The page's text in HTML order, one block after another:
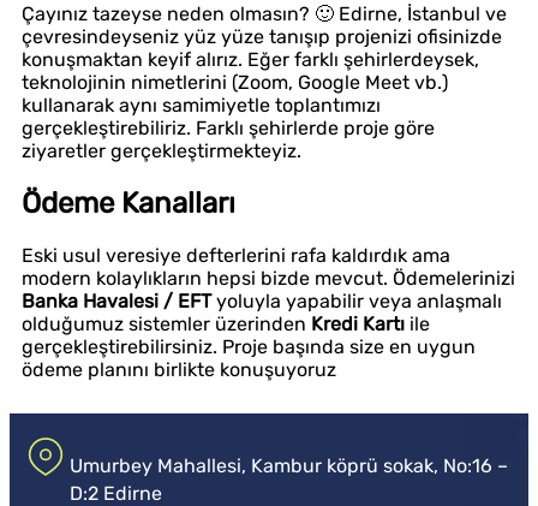
Çayınız tazeyse neden olmasın? 🙂 Edirne, İstanbul ve
çevresindeyseniz yüz yüze tanışıp projenizi ofisinizde
konuşmaktan keyif alırız. Eğer farklı şehirlerdeysek,
teknolojinin nimetlerini (Zoom, Google Meet vb.)
kullanarak aynı samimiyetle toplantımızı
gerçekleştirebiliriz. Farklı şehirlerde proje göre
ziyaretler gerçekleştirmekteyiz.
Ödeme Kanalları
Eski usul veresiye defterlerini rafa kaldırdık ama
modern kolaylıkların hepsi bizde mevcut. Ödemelerinizi
Banka Havalesi / EFTyoluyla yapabilir veya anlaşmalı
olduğumuz sistemler üzerinden Kredi Kartı ile
gerçekleştirebilirsiniz. Proje başında size en uygun
ödeme planını birlikte konuşuyoruz
Umurbey Mahallesi, Kambur köprü sokak, No:16 –
D:2 Edirne